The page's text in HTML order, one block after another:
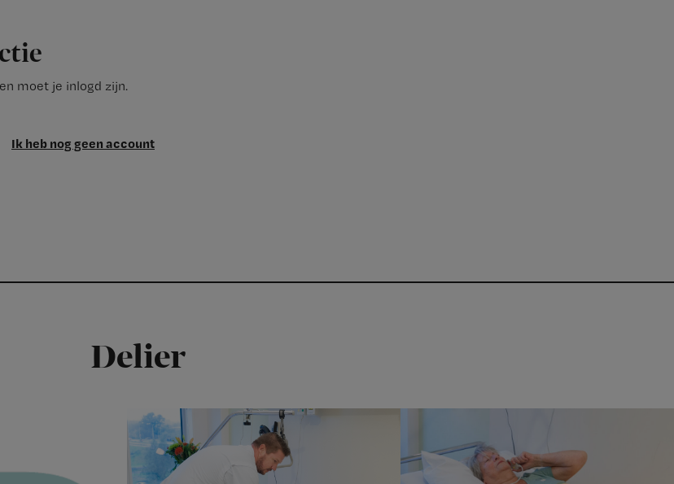
moet je inlogd zijn.
Ik heb nog geen account
Delier